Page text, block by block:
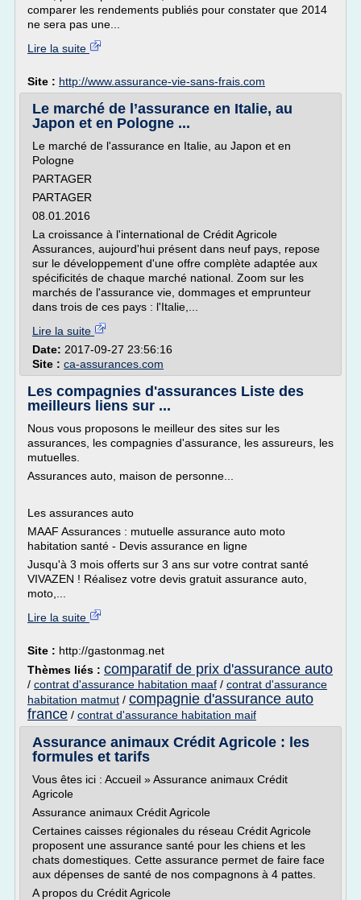
comparer les rendements publiés pour constater que 2014
ne sera pas une...
Lire la suite
Site : http://www.assurance-vie-sans-frais.com
Le marché de l’assurance en Italie, au
Japon et en Pologne ...
Le marché de l'assurance en Italie, au Japon et en
Pologne
PARTAGER
PARTAGER
08.01.2016
La croissance à l'international de Crédit Agricole
Assurances, aujourd'hui présent dans neuf pays, repose
sur le développement d'une offre complète adaptée aux
spécificités de chaque marché national. Zoom sur les
marchés de l'assurance vie, dommages et emprunteur
dans trois de ces pays : l'Italie,...
Lire la suite
Date: 2017-09-27 23:56:16
Site : ca-assurances.com
Les compagnies d'assurances Liste des
meilleurs liens sur ...
Nous vous proposons le meilleur des sites sur les
assurances, les compagnies d'assurance, les assureurs, les
mutuelles.
Assurances auto, maison de personne...
Les assurances auto
MAAF Assurances : mutuelle assurance auto moto
habitation santé - Devis assurance en ligne
Jusqu'à 3 mois offerts sur 3 ans sur votre contrat santé
VIVAZEN ! Réalisez votre devis gratuit assurance auto,
moto,...
Lire la suite
Site : http://gastonmag.net
Thèmes liés : comparatif de prix d'assurance auto
/ contrat d'assurance habitation maaf / contrat d'assurance
habitation matmut / compagnie d'assurance auto
france / contrat d'assurance habitation maif
Assurance animaux Crédit Agricole : les
formules et tarifs
Vous êtes ici : Accueil » Assurance animaux Crédit
Agricole
Assurance animaux Crédit Agricole
Certaines caisses régionales du réseau Crédit Agricole
proposent une assurance santé pour les chiens et les
chats domestiques. Cette assurance permet de faire face
aux dépenses de santé de nos compagnons à 4 pattes.
A propos du Crédit Agricole